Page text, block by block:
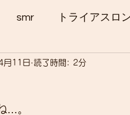
smr トライアスロ
bici-okadaman
ロントシングル化
月11日 読了時間: 2分
…。